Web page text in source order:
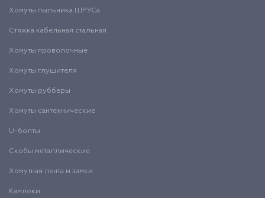
Хомуты пыльника ШРУСа
Стяжка кабельная стальная
Хомуты проволочные
Хомуты глушителя
Хомуты рубберы
Хомуты сантехнические
U-болты
Скобы металлические
Хомутная лента и замки
Камлоки